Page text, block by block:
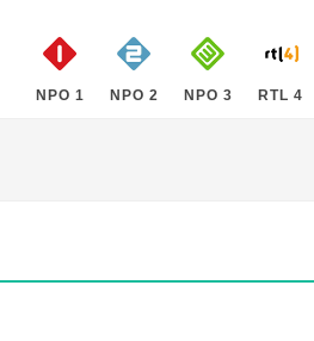
NPO 1 NPO 2 NPO 3 RTL 4